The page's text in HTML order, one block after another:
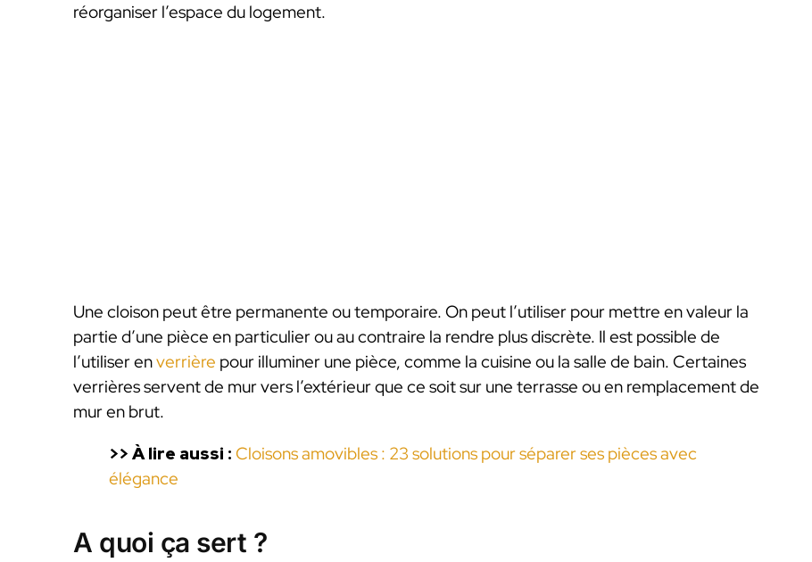
réorganiser l’espace du logement.
Une cloison peut être permanente ou temporaire. On peut l’utiliser pour mettre en valeur la
partie d’une pièce en particulier ou au contraire la rendre plus discrète. Il est possible de
l’utiliser enverrière pour illuminer une pièce, comme la cuisine ou la salle de bain. Certaines
verrières servent de mur vers l’extérieur que ce soit sur une terrasse ou en remplacement de
mur en brut.
>> À lire aussi : Cloisons amovibles : 23 solutions pour séparer ses pièces avec
élégance
A quoi ça sert ?